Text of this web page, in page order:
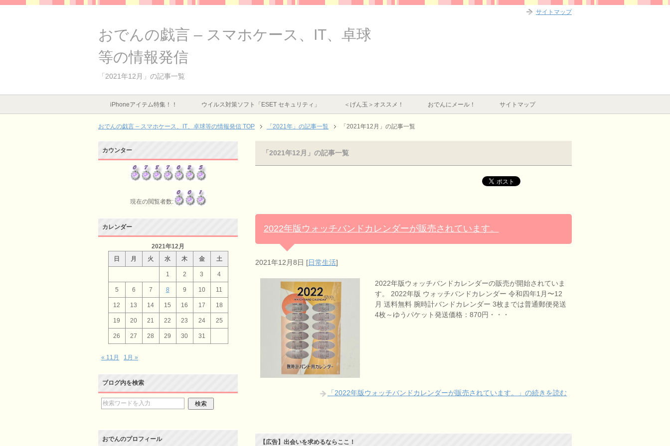
おでんの戯言 – スマホケース、IT、卓球
等の情報発信
「2021年12月」の記事一覧
iPhoneアイテム特集！！ ウイルス対策ソフト「ESET セキュリティ」 ＜げん玉＞オススメ！ おでんにメール！ サイトマップ
おでんの戯言 – スマホケース、IT、卓球等の情報発信 TOP 「2021年」の記事一覧 「2021年12月」の記事一覧
「2021年12月」の記事一覧
2022年版ウォッチバンドカレンダーが販売されています。
2021年12月8日 [日常生活]
2022年版ウォッチバンドカレンダーの販売が開始されていま
す。 2022年版 ウォッチバンドカレンダー 令和四年1月〜12
月 送料無料 腕時計バンドカレンダー 3枚までは普通郵便発送
4枚～ゆうパケット発送価格：870円・・・
「2022年版ウォッチバンドカレンダーが販売されています。」の続きを読む
【広告】出会いを求めるならここ！
カウンター
現在の閲覧者数:
カレンダー
2021年12月
日
月 火 水 木 金 土
1 2 3 4
5 6 7 8 9 10 11
12 13 14 15 16 17 18
19 20 21 22 23 24 25
26 27 28 29 30 31
« 11月 1月 »
ブログ内を検索
おでんのプロフィール
サイトマップ